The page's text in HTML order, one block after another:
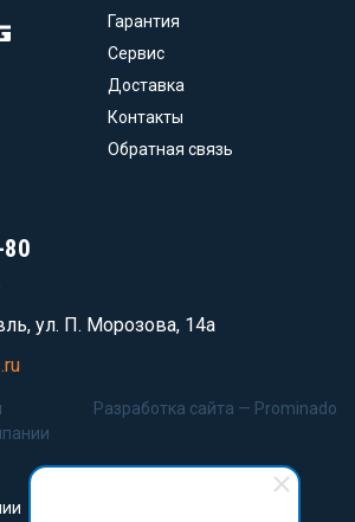
Гарантия
Сервис
Доставка
Контакты
Обратная связь
ул. П. Морозова, 14а
Разработка сайта — Prominado